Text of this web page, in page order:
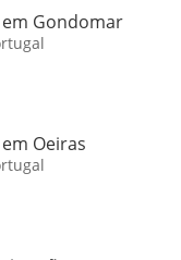
Gondomar
Oeiras